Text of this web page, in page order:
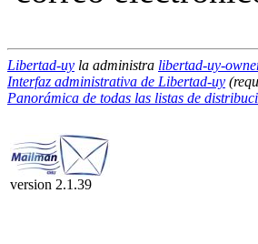
Libertad-uy la administra libertad-uy-
Interfaz administrativa de Libertad-uy
Panorámica de todas las listas de
version 2.1.39